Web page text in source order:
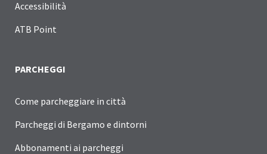
Accessibilità
ATB Point
PARCHEGGI
Come parcheggiare in città
Parcheggi di Bergamo e dintorni
Abbonamenti ai parcheggi